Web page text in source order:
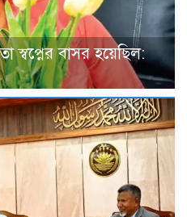
স্বপ্নের বাসর হয়েছিল: